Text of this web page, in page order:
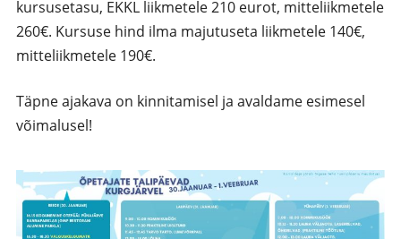
kursusetasu, EKKL liikmetele 210 eurot, mitteliikmetele
260€. Kursuse hind ilma majutuseta liikmetele 140€,
mitteliikmetele 190€.
Täpne ajakava on kinnitamisel ja avaldame esimesel
võimalusel!